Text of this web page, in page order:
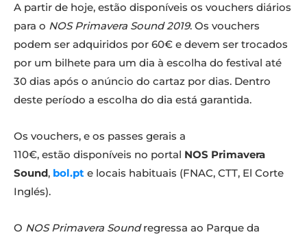
A partir de hoje, estão disponíveis os vouchers diários
para o NOS Primavera Sound 2019. Os vouchers
podem ser adquiridos por 60€ e devem ser trocados
por um bilhete para um dia à escolha do festival até
30 dias após o anúncio do cartaz por dias. Dentro
deste período a escolha do dia está garantida.
Os vouchers, e os passes gerais a
110€, estão disponíveis no portal NOS Primavera
Sound, bol.pt e locais habituais (FNAC, CTT, El Corte
Inglés).
O NOS Primavera Soundregressa ao Parque da